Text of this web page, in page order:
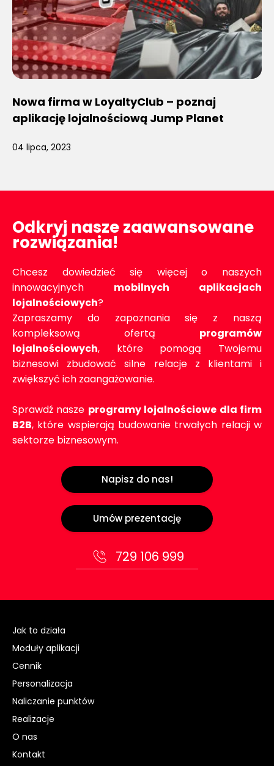
Nowa firma w LoyaltyClub – poznaj
aplikację lojalnościową Jump Planet
04 lipca, 2023
Odkryj nasze zaawansowane
rozwiązania!
Chcesz dowiedzieć się więcej o naszych
innowacyjnych mobilnych aplikacjach
lojalnościowych?
Zapraszamy do zapoznania się z naszą
kompleksową ofertą programów
lojalnościowych, które pomogą Twojemu
biznesowi zbudować silne relacje z klientami i
zwiększyć ich zaangażowanie.
Sprawdź nasze programy lojalnościowe dla firm
B2B, które wspierają budowanie trwałych relacji w
sektorze biznesowym.
Napisz do nas!
Umów prezentację
729 106 999
Jak to działa
Moduły aplikacji
Cennik
Personalizacja
Naliczanie punktów
Realizacje
O nas
Kontakt